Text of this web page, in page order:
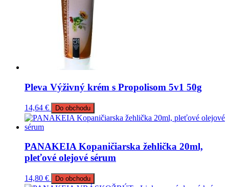
Pleva Výživný krém s Propolisom 5v1 50g
14,64 € Do obchodu
PANAKEIA Kopaničiarska žehlička 20ml,
pleťové olejové sérum
14,80 € Do obchodu